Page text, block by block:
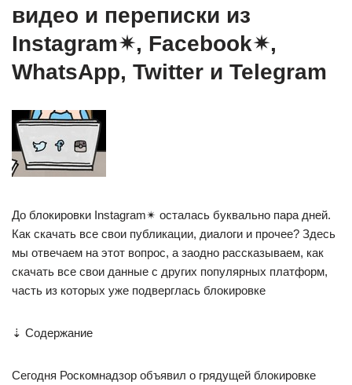
видео и переписки из
Instagram✴, Facebook✴,
WhatsApp, Twitter и Telegram
До блокировки Instagram✴ осталась буквально пара дней.
Как скачать все свои публикации, диалоги и прочее? Здесь
мы отвечаем на этот вопрос, а заодно рассказываем, как
скачать все свои данные с других популярных платформ,
часть из которых уже подверглась блокировке
⇣ Содержание
Сегодня Роскомнадзор объявил о грядущей блокировке